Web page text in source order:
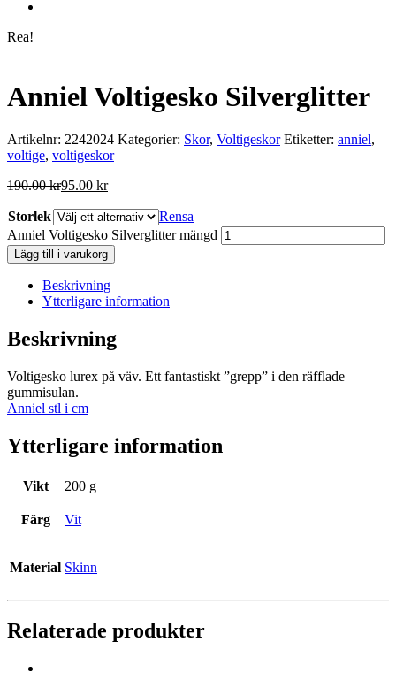
Rea!
Anniel Voltigesko Silverglitter
Artikelnr: 2242024 Kategorier: Skor, Voltigeskor Etiketter: anniel,
voltige, voltigeskor
190.00kr95.00 kr
Storlek
Rensa
Anniel Voltigesko Silverglitter mängd
Lägg till i varukorg
Beskrivning
Ytterligare information
Beskrivning
Voltigesko lurex på väv. Ett fantastiskt ”grepp” i den räfflade
gummisulan.
Anniel stl i cm
Ytterligare information
Vikt 200 g
Färg Vit
Material Skinn
Relaterade produkter